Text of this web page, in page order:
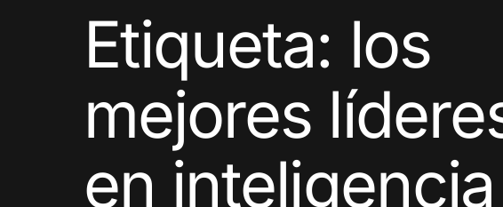
Etiqueta: los
mejores
en inteligencia